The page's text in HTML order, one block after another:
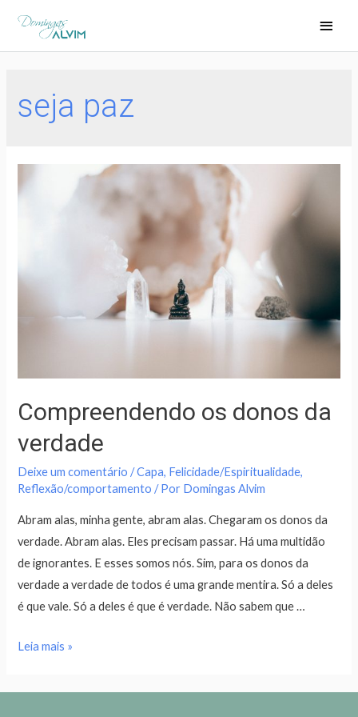
seja paz
Compreendendo os donos da
verdade
Deixe um comentário /Capa, Felicidade/Espiritualidade,
Reflexão/comportamento / Por Domingas Alvim
Abram alas, minha gente, abram alas. Chegaram os donos da
verdade. Abram alas. Eles precisam passar. Há uma multidão
de ignorantes. E esses somos nós. Sim, para os donos da
verdade a verdade de todos é uma grande mentira. Só a deles
é que vale. Só a deles é que é verdade. Não sabem que …
Leia mais »